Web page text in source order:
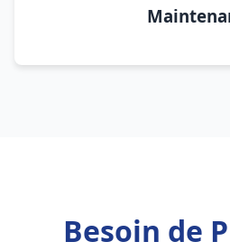
Besoin de